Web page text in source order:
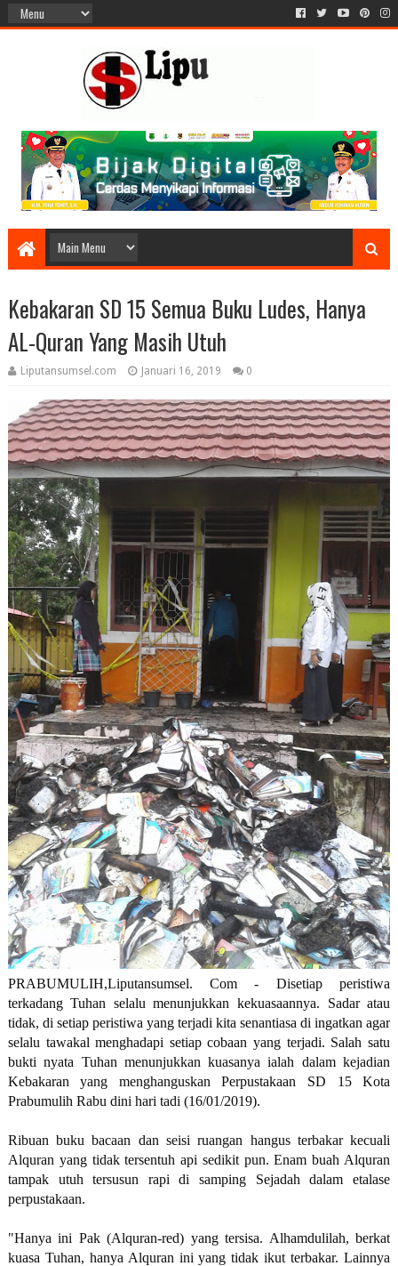
Kebakaran SD 15 Semua Buku Ludes, Hanya
AL-Quran Yang Masih Utuh
Liputansumsel.com Januari 16, 2019 0
PRABUMULIH,Liputansumsel. Com - Disetiap peristiwa
terkadang Tuhan selalu menunjukkan kekuasaannya. Sadar atau
tidak, di setiap peristiwa yang terjadi kita senantiasa di ingatkan agar
selalu tawakal menghadapi setiap cobaan yang terjadi. Salah satu
bukti nyata Tuhan menunjukkan kuasanya ialah dalam kejadian
Kebakaran yang menghanguskan Perpustakaan SD 15 Kota
Prabumulih Rabu dini hari tadi (16/01/2019).
Ribuan buku bacaan dan seisi ruangan hangus terbakar kecuali
Alquran yang tidak tersentuh api sedikit pun. Enam buah Alquran
tampak utuh tersusun rapi di samping Sejadah dalam etalase
perpustakaan.
"Hanya ini Pak (Alquran-red) yang tersisa. Alhamdulilah, berkat
kuasa Tuhan, hanya Alquran ini yang tidak ikut terbakar. Lainnya